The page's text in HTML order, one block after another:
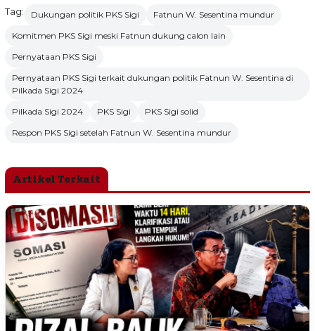
Tag: Dukungan politik PKS Sigi
Fatnun W. Sesentina mundur
Komitmen PKS Sigi meski Fatnun dukung calon lain
Pernyataan PKS Sigi
Pernyataan PKS Sigi terkait dukungan politik Fatnun W. Sesentina di
Pilkada Sigi 2024
Pilkada Sigi 2024
PKS Sigi
PKS Sigi solid
Respon PKS Sigi setelah Fatnun W. Sesentina mundur
Artikel Terkait